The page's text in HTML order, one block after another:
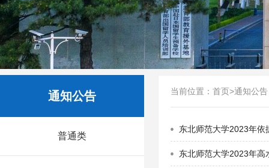
通知公告
普通类
当前位置： 首页>通知公告
东北师范大学2023年依
东北师范大学2023年高